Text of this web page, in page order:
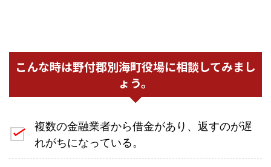
こんな時は野付郡別海町役場に相談してみまし
ょう。
複数の金融業者から借金があり、返すのが遅
れがちになっている。